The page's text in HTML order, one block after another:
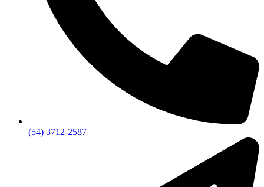
(54) 3712-2587